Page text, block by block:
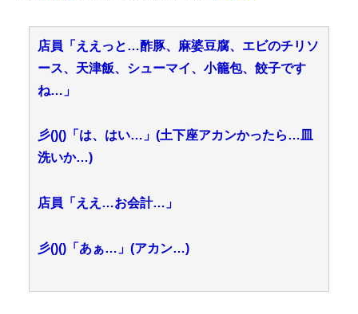
店員「ええっと…酢豚、麻婆豆腐、エビのチリソ
ース、天津飯、シューマイ、小籠包、餃子です
ね…」
彡()()「は、はい…」(土下座アカンかったら…皿
洗いか…)
店員「ええ…お会計…」
彡()()「あぁ…」(アカン…)